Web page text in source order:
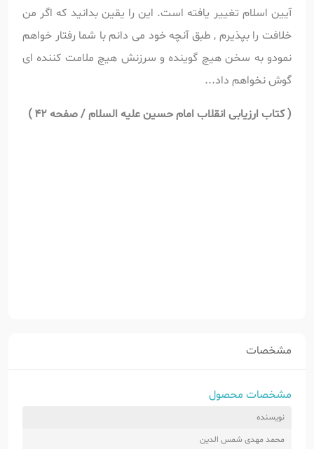
آیین اسلام تغییر یافته است. این را یقین بدانید که اگر من
خلافت را بپذیرم , طبق آنچه خود می دانم با شما رفتار خواهم
نمودو به سخن هیچ گوینده و سرزنش هیچ ملامت کننده ای
گوش نخواهم داد...
(کتاب ارزیابی انقلاب امام حسین علیه السلام / صفحه 42 )
مشخصات
مشخصات محصول
نویسنده
محمد مهدی شمس الدین